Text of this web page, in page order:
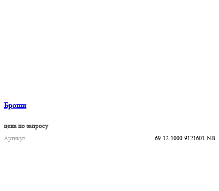
Броши
цена по запросу
Артикул
69-12-1000-9121601-NB